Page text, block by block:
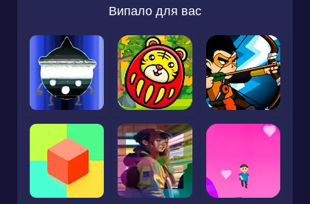
Випало для вас